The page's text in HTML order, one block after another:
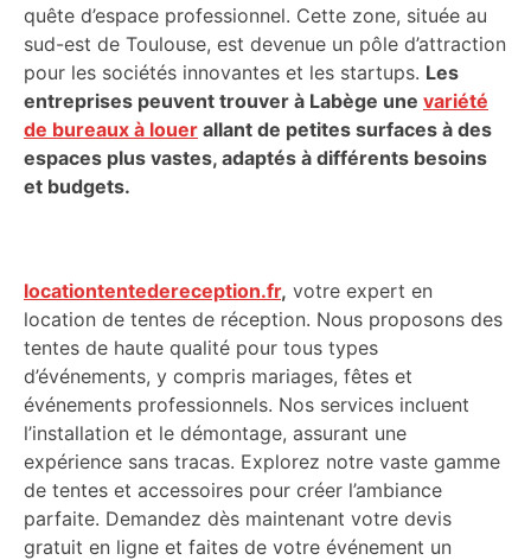
quête d’espace professionnel. Cette zone, située au
sud-est de Toulouse, est devenue un pôle d’attraction
pour les sociétés innovantes et les startups. Les
entreprises peuvent trouver à Labège une variété
de bureaux à louer allant de petites surfaces à des
espaces plus vastes, adaptés à différents besoins
et budgets.
locationtentedereception.fr, votre expert en
location de tentes de réception. Nous proposons des
tentes de haute qualité pour tous types
d’événements, y compris mariages, fêtes et
événements professionnels. Nos services incluent
l’installation et le démontage, assurant une
expérience sans tracas. Explorez notre vaste gamme
de tentes et accessoires pour créer l’ambiance
parfaite. Demandez dès maintenant votre devis
gratuit en ligne et faites de votre événement un